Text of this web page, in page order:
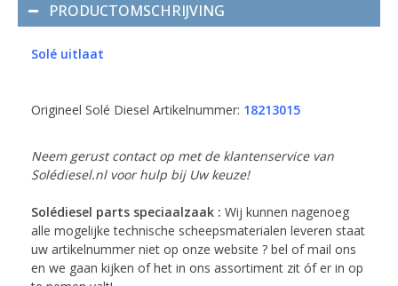
PRODUCTOMSCHRIJVING
Solé uitlaat
Origineel Solé Diesel Artikelnummer: 18213015
Neem gerust contact op met de klantenservice van
Solédiesel.nl voor hulp bij Uw keuze!
Solédiesel parts speciaalzaak : Wij kunnen nagenoeg
alle mogelijke technische scheepsmaterialen leveren staat
uw artikelnummer niet op onze website ? bel of mail ons
en we gaan kijken of het in ons assortiment zit óf er in op